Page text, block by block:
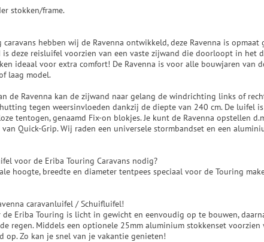
stokken/frame.
hebben wij de Ravenna ontwikkeld, deze Ravenna is opmaat
is deze reisluifel voorzien van een vaste zijwand die doorloopt in het
ideaal voor extra comfort! De Ravenna is voor alle bouwjaren van
laag model.
de Ravenna kan de zijwand naar gelang de windrichting links of
tegen weersinvloeden dankzij de diepte van 240 cm. De luifel
tentogen, genaamd Fix-on blokjes. Je kunt de Ravenna opstellen
Quick-Grip. Wij raden een universele stormbandset en een
voor de Eriba Touring Caravans nodig?
hoogte, breedte en diameter tentpees speciaal voor de Touring
caravanluifel / Schuifluifel!
de Eriba Touring is licht in gewicht en eenvoudig op te bouwen,
regen. Middels een optionele 25mm aluminium stokkenset voorzien
op. Zo kan je snel van je vakantie genieten!